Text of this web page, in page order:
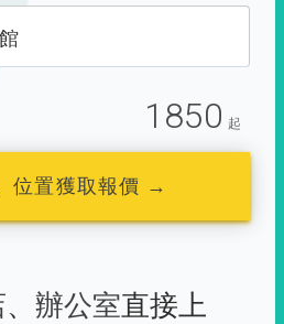
1850 起
位置獲取報價 →
、 辦公室直接上